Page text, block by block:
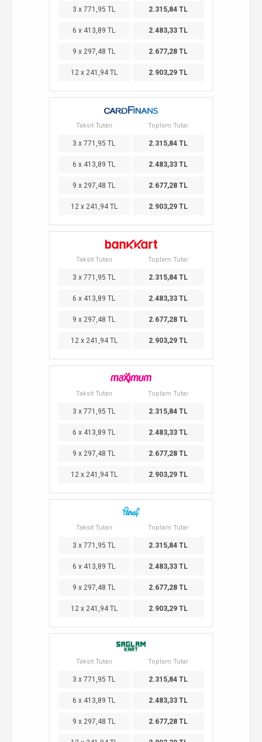
3 x 771,95 TL 2.315,84 TL
6 x 413,89 TL 2.483,33 TL
9 x 297,48 TL 2.677,28 TL
12 x 241,94 TL 2.903,29 TL
Taksit Tutarı Toplam Tutar
3 x 771,95 TL 2.315,84 TL
6 x 413,89 TL 2.483,33 TL
9 x 297,48 TL 2.677,28 TL
12 x 241,94 TL 2.903,29 TL
Taksit Tutarı Toplam Tutar
3 x 771,95 TL 2.315,84 TL
6 x 413,89 TL 2.483,33 TL
9 x 297,48 TL 2.677,28 TL
12 x 241,94 TL 2.903,29 TL
Taksit Tutarı Toplam Tutar
3 x 771,95 TL 2.315,84 TL
6 x 413,89 TL 2.483,33 TL
9 x 297,48 TL 2.677,28 TL
12 x 241,94 TL 2.903,29 TL
Taksit Tutarı Toplam Tutar
3 x 771,95 TL 2.315,84 TL
6 x 413,89 TL 2.483,33 TL
9 x 297,48 TL 2.677,28 TL
12 x 241,94 TL 2.903,29 TL
Taksit Tutarı Toplam Tutar
3 x 771,95 TL 2.315,84 TL
6 x 413,89 TL 2.483,33 TL
9 x 297,48 TL 2.677,28 TL